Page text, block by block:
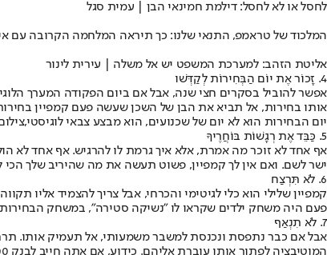
לחסל או לא לחסל: דילמת חמינאי הבן | עמית סגל
המלכוד של טראמפ, התנאי שלנו: כך תיראה המלחמה הקרובה עם
אליטת הזהב: למערכת המשפט יש אל משלה | עירית לינור
4. זָכוֹר אֶת יוֹם הַבְּחִירוֹת לְקַדְּשׁו
אפשר להוביל בסקרים חצי שנה, אבל אם ביום הפקודה המערך
אותו בחירות, אל תביא את הבן של השכן שעשה פעם קמפיין
יום הבחירות הוא לא יום של שכנועים, הוא מבצע צבאי
5. כַּבֵּד אֶת רְגָשׁוֹת בּוֹחֲרֶיךָ
אף אחד לא זוכר מה אמרת, אלא איך גרמת לו להרגיש. אף אחד לא
ישר לשם. ואם אין לך קמפיין, פשוט תעשה את מה שהיריב שלך
6. לֹא תִּרְצַח
קמפיין שלילי הוא כלי לגיטימי והכרחי, אבל צריך להצמיד אליו
פעם היה משחק ילדים שקראו לו "נשיקה סטירה", במשחק הבחירות
7. לֹא תִנְאַף
אבל אם כבר נתפסת ונכנסת למשבר משמעותי, אל תעמיק אותו.
המוטיבציה לפתור אותו עוברת אליהם. כידוע, אם אתה חייב לבנק 10,000 דולר, זו הבעיה שלך. אם אתה חייב לבנק 100 מיליון דולר, זו הבעיה של הבנק. אז תקים בנק.